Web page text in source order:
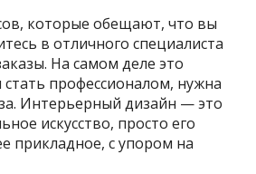
которые обещают, что вы
в отличного специалиста
На самом деле это
профессионалом, нужна
Интерьерный дизайн — это
искусство, просто его
прикладное, с упором на